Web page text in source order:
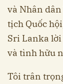
và Nhân
tịch Quốc
Sri Lanka
và tình hữu
Tôi trân